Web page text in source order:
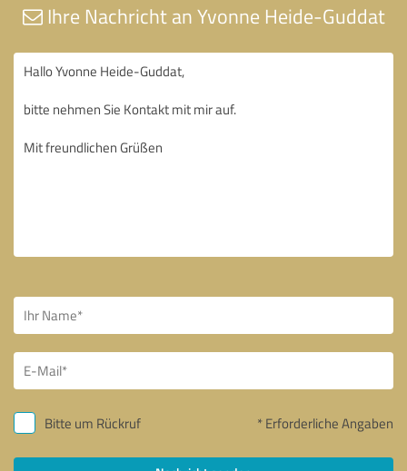
Ihre Nachricht an Yvonne Heide-Guddat
Bitte um Rückruf * Erforderliche Angaben